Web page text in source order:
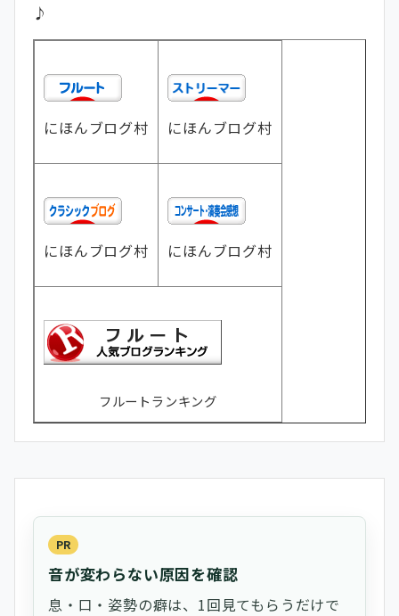
♪
にほんブログ村 にほんブログ村
にほんブログ村 にほんブログ村
フルートランキング
PR
音が変わらない原因を確認
息・口・姿勢の癖は、1回見てもらうだけで